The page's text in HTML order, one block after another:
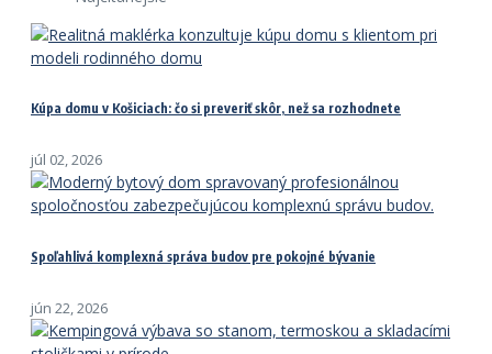
Kúpa domu v Košiciach: čo si preveriť skôr, než sa rozhodnete
júl 02, 2026
Spoľahlivá komplexná správa budov pre pokojné bývanie
jún 22, 2026